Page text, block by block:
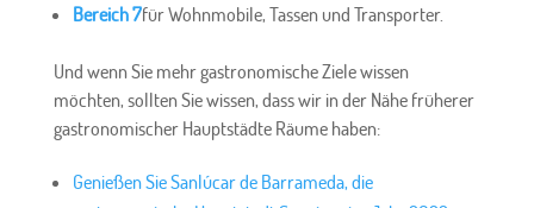
Bereich 7für Wohnmobile, Tassen und Transporter.
Und wenn Sie mehr gastronomische Ziele wissen
möchten, sollten Sie wissen, dass wir in der Nähe früherer
gastronomischer Hauptstädte Räume haben:
Genießen Sie Sanlúcar de Barrameda, die